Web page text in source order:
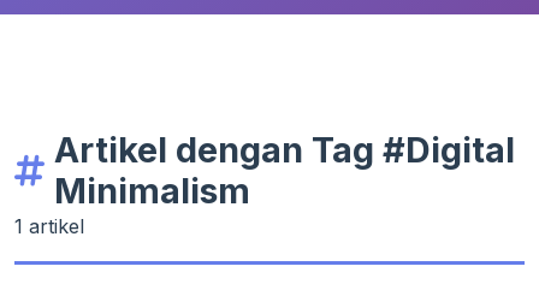
Artikel dengan Tag #Digital
Minimalism
1 artikel